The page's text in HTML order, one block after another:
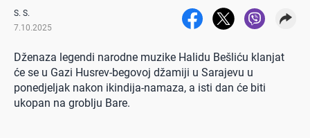
S. S.
7.10.2025
Dženaza legendi narodne muzike Halidu Bešliću klanjat
će se u Gazi Husrev-begovoj džamiji u Sarajevu u
ponedjeljak nakon ikindija-namaza, a isti dan će biti
ukopan na groblju Bare.